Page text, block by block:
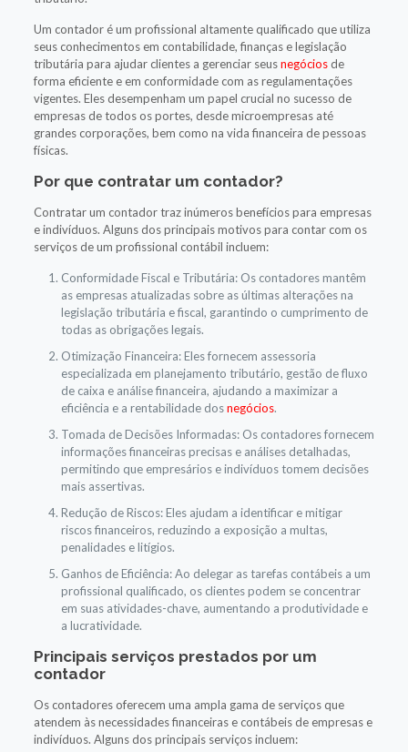
Um contador é um profissional altamente qualificado que utiliza
seus conhecimentos em contabilidade, finanças e legislação
tributária para ajudar clientes a gerenciar seusnegóciosde
forma eficiente e em conformidade com as regulamentações
vigentes. Eles desempenham um papel crucial no sucesso de
empresas de todos os portes, desde microempresas até
grandes corporações, bem como na vida financeira de pessoas
físicas.
Por que contratar um contador?
Contratar um contador traz inúmeros benefícios para empresas
e indivíduos. Alguns dos principais motivos para contar com os
serviços de um profissional contábil incluem:
Conformidade Fiscal e Tributária: Os contadores mantêm
as empresas atualizadas sobre as últimas alterações na
legislação tributária e fiscal, garantindo o cumprimento de
todas as obrigações legais.
Otimização Financeira: Eles fornecem assessoria
especializada em planejamento tributário, gestão de fluxo
de caixa e análise financeira, ajudando a maximizar a
eficiência e a rentabilidade dosnegócios.
Tomada de Decisões Informadas: Os contadores fornecem
informações financeiras precisas e análises detalhadas,
permitindo que empresários e indivíduos tomem decisões
mais assertivas.
Redução de Riscos: Eles ajudam a identificar e mitigar
riscos financeiros, reduzindo a exposição a multas,
penalidades e litígios.
Ganhos de Eficiência: Ao delegar as tarefas contábeis a um
profissional qualificado, os clientes podem se concentrar
em suas atividades-chave, aumentando a produtividade e
a lucratividade.
Principais serviços prestados por um
contador
Os contadores oferecem uma ampla gama de serviços que
atendem às necessidades financeiras e contábeis de empresas e
indivíduos. Alguns dos principais serviços incluem: